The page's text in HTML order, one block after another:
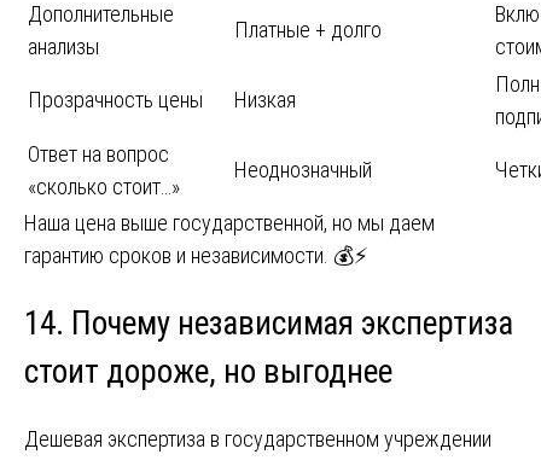
Дополнительные
анализы
Платные + долго
Прозрачность цены Низкая
Ответ на вопрос
«сколько стоит…»
Неоднозначный
Наша цена выше государственной, но мы даем
гарантию сроков и независимости. 💰⚡
14. Почему независимая экспертиза
стоит дороже, но выгоднее
Дешевая экспертиза в государственном учреждении